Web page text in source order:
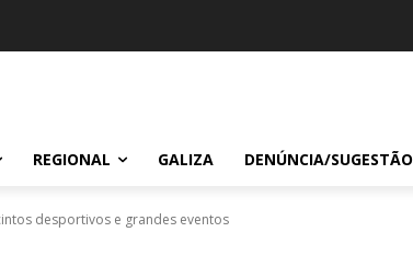
REGIONAL GALIZA DENÚNCIA/SUGESTÃO
desportivos e grandes eventos